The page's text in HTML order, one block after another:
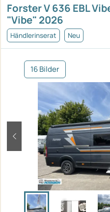
Forster V 636 EBL
"Vibe" 2026
Händlerinserat Neu
16 Bilder
zurück